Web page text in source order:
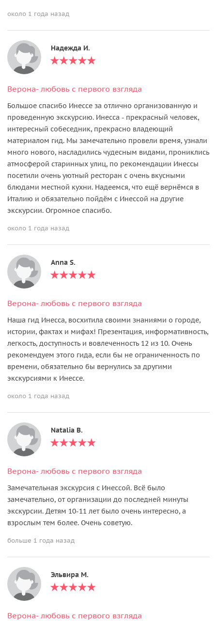
около 1 года назад
Надежда И.
Верона- любовь с первого взгляда
Большое спасибо Инессе за отлично организованную и
проведенную экскурсию. Инесса - прекрасный человек,
интересный собеседник, прекрасно владеющий
материалом гид. Мы замечательно провели время, узнали
много нового, насладились чудесным видами, прониклись
атмосферой старинных улиц, по рекомендации Инессы
посетили очень уютный ресторан с очень вкусными
блюдами местной кухни. Надеемся, что ещё вернёмся в
Италию и обязательно пойдём с Инессой на другие
экскурсии. Огромное спасибо.
около 1 года назад
Anna S.
Верона- любовь с первого взгляда
Наша гид Инесса, восхитила своими знаниями о городе,
истории, фактах и мифах! Презентация, информативность,
легкость, доступность и вовлеченность 12 из 10. Очень
рекомендуем этого гида, если бы не ограниченность по
времени, обязательно бы вернулись за другими
экскурсиями к Инессе.
около 1 года назад
Natalia B.
Верона- любовь с первого взгляда
Замечательная экскурсия с Инессой. Всё было
замечательно, от организации до последней минуты
экскурсии. Детям 10-11 лет было очень интересно, а
взрослым тем более. Очень советую.
больше 1 года назад
Эльвира М.
Верона- любовь с первого взгляда